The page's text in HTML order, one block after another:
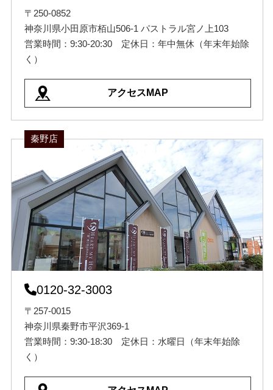
〒250-0852
神奈川県小田原市栢山506-1 パストラル宮ノ上103
営業時間：9:30-20:30 定休日：年中無休（年末年始除
く）
アクセスMAP
秦野店
0120-32-3003
〒257-0015
神奈川県秦野市平沢369-1
営業時間：9:30-18:30 定休日：水曜日（年末年始除
く）